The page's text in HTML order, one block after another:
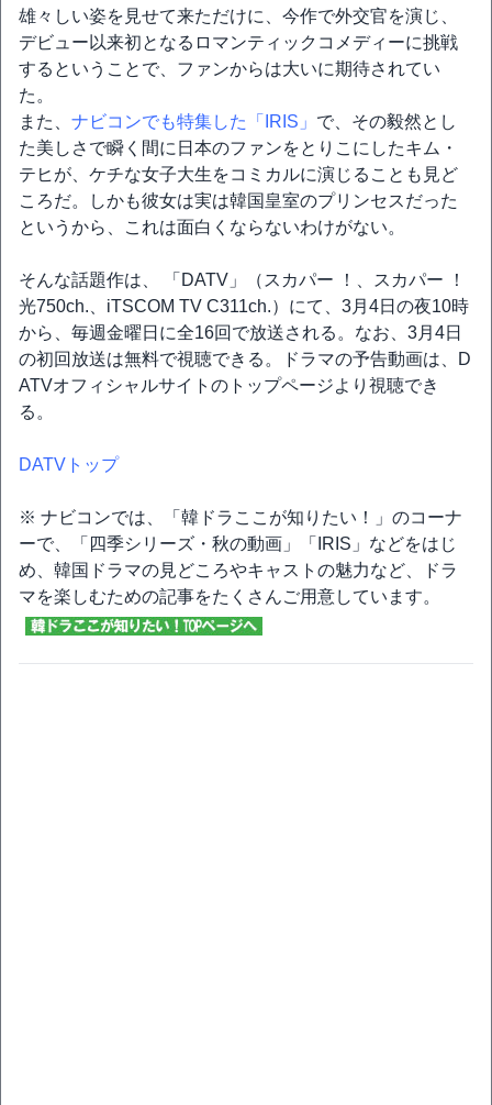
雄々しい姿を見せて来ただけに、今作で外交官を演じ、
デビュー以来初となるロマンティックコメディーに挑戦
するということで、ファンからは大いに期待されてい
た。
また、 ナビコンでも特集した「IRIS」 で、その毅然とし
た美しさで瞬く間に日本のファンをとりこにしたキム・
テヒが、ケチな女子大生をコミカルに演じることも見ど
ころだ。しかも彼女は実は韓国皇室のプリンセスだった
というから、これは面白くならないわけがない。
そんな話題作は、 「DATV」（スカパー ！、スカパー ！
光750ch.、iTSCOM TV C311ch.）にて、3月4日の夜10時
から、毎週金曜日に全16回で放送される。なお、3月4日
の初回放送は無料で視聴できる。ドラマの予告動画は、D
ATVオフィシャルサイトのトップページより視聴でき
る。
DATVトップ
※ ナビコンでは、「韓ドラここが知りたい！」のコーナ
ーで、「四季シリーズ・秋の動画」「IRIS」などをはじ
め、韓国ドラマの見どころやキャストの魅力など、ドラ
マを楽しむための記事をたくさんご用意しています。